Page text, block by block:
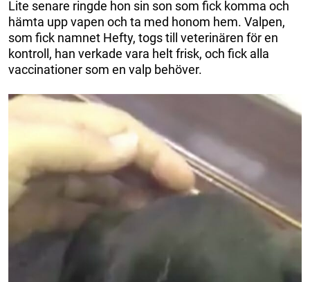
Lite senare ringde hon sin son som fick komma och
hämta upp vapen och ta med honom hem. Valpen,
som fick namnet Hefty, togs till veterinären för en
kontroll, han verkade vara helt frisk, och fick alla
vaccinationer som en valp behöver.